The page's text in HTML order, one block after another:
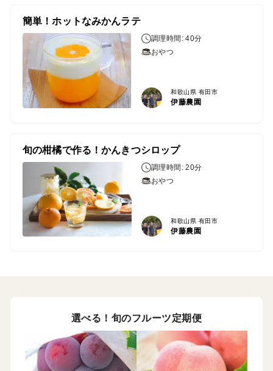
簡単！ホットなみかんラテ
調理時間: 40分
おやつ
和歌山県 有田市
伊藤農園
旬の柑橘で作る！かんきつシロップ
調理時間: 20分
おやつ
和歌山県 有田市
伊藤農園
選べる！旬のフルーツ定期便